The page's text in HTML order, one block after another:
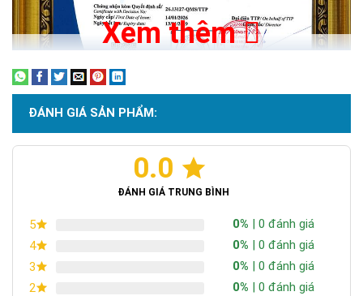
Chứng nhận ISO 9001:2015
Xem thêm
ĐÁNH GIÁ SẢN PHẨM:
0.0
ĐÁNH GIÁ TRUNG BÌNH
5 0% | 0 đánh giá
4
0% | 0 đánh giá
3
0% | 0 đánh giá
2
0% | 0 đánh giá